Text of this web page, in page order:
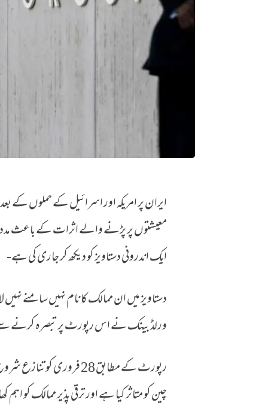
ایران پر امریکہ و اسرائیلی حملوں کے بعد بحران، 27 ممالک کا مدد کے لیے عالمی بینک سے رُجوع
معیشتوں پر پڑنے والے اثرات کے باعث مدد
ایک اندرونی دستاویز کو دیکھ کر جاری کی ہے-
دستاویز میں ان ممالک کا نام نہیں سامنے نہیں
ورلڈ بینک نے اس رپورٹ پر تبصرہ کرنے
رپورٹ کے مطابق 28
چین کو متاثر کیا ہے اور ترقی پذیر ممالک کو